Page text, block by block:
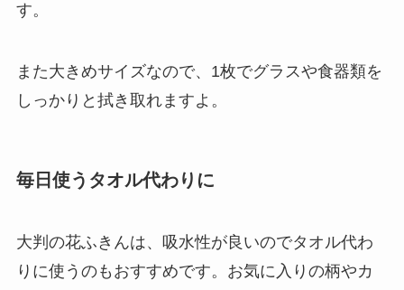
す。
また大きめサイズなので、1枚でグラスや食器類を
しっかりと拭き取れますよ。
毎日使うタオル代わりに
大判の花ふきんは、 吸水性が良いのでタオル代わ
りに使うのもおすすめです。お気に入りの柄やカ